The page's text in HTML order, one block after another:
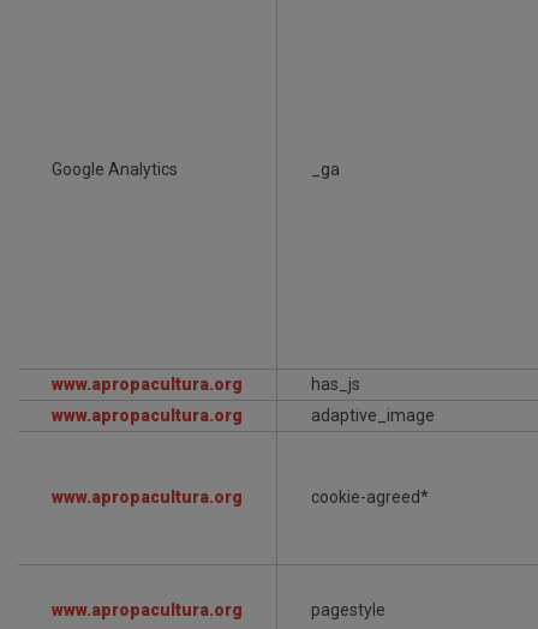
Google Analytics _ga
www.apropacultura.org
has_js
www.apropacultura.org
adaptive_image
www.apropacultura.org cookie-agreed*
www.apropacultura.org pagestyle